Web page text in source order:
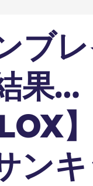
ブ
果…
ン